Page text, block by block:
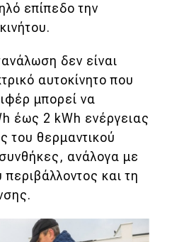
επίπεδο την
δεν είναι
αυτοκίνητο που
μπορεί να
έως 2 kWh ενέργειας
του θερμαντικού
ανάλογα με
και τη